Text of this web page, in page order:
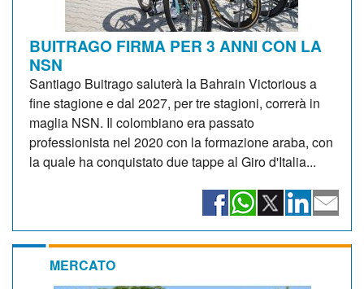
BUITRAGO FIRMA PER 3 ANNI CON LA
NSN
Santiago Buitrago saluterà la Bahrain Victorious a
fine stagione e dal 2027, per tre stagioni, correrà in
maglia NSN. Il colombiano era passato
professionista nel 2020 con la formazione araba, con
la quale ha conquistato due tappe al Giro d'Italia...
MERCATO